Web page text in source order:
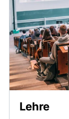
Lehre